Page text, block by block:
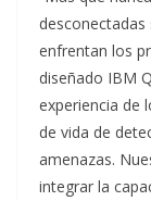
enfrentan los
diseñado IBM
experiencia de
de vida de
amenazas.
integrar la